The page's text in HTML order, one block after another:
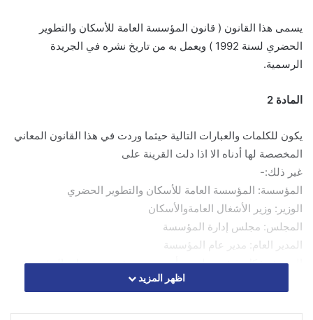
يسمى هذا القانون ( قانون المؤسسة العامة للأسكان والتطوير
الحضري لسنة 1992 ) ويعمل به من تاريخ نشره في الجريدة
الرسمية.
المادة 2
يكون للكلمات والعبارات التالية حيثما وردت في هذا القانون المعاني
المخصصة لها أدناه الا اذا دلت القرينة على
غير ذلك:-
المؤسسة: المؤسسة العامة للأسكان والتطوير الحضري
الوزير: وزير الأشغال العامةوالأسكان
المجلس: مجلس إدارة المؤسسة
المدير العام: مدير عام المؤسسة
المستفيد: كل شخص طبيعي أو معنوي ينتفع من خدمات المؤسسة.
العقار: قطعة الأرض وما أنشيء أو سينشأ عليها من بناء.
اظهر المزيد